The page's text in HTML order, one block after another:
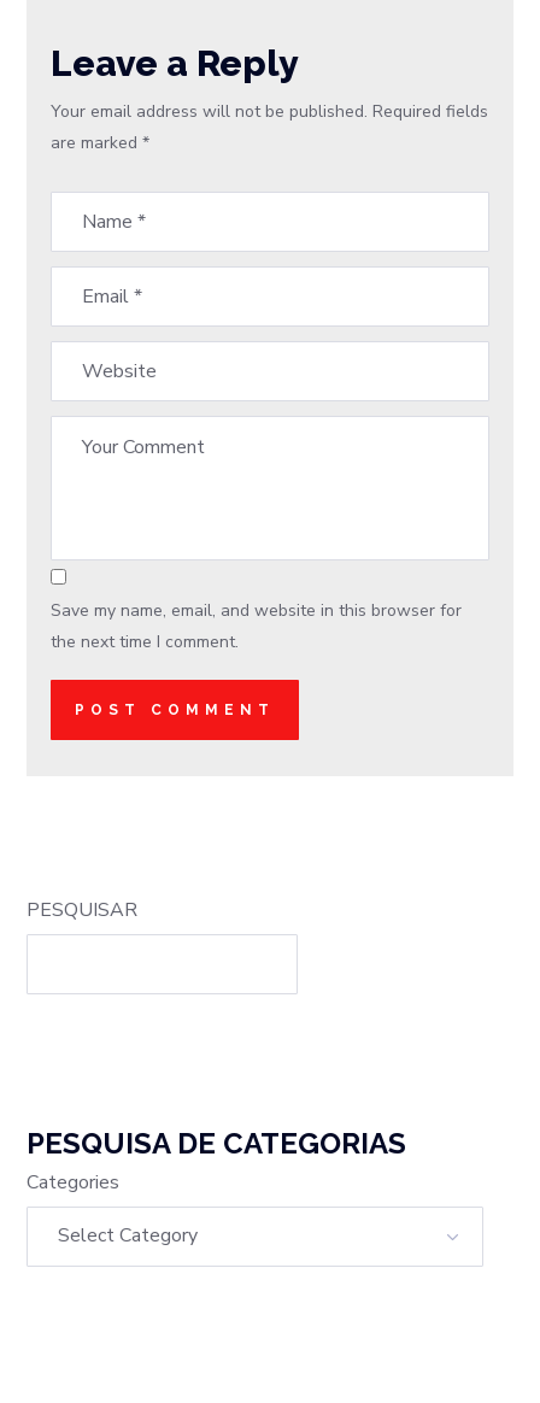
Leave a Reply
Your email address will not be published. Required fields
are marked*
Save my name, email, and website in this browser for
the next time I comment.
PESQUISAR
PESQUISA DE CATEGORIAS
Categories